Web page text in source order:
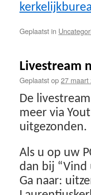
Geplaatst in
Livestream
Geplaatst op27 maart
De
meer via
uitgezonden.
Als u op uw
dan bij “Vind
Ga naar: